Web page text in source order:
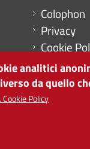
Menu footer
Colophon
Privacy
Cookie
Mappa
analitici
da quello
Policy